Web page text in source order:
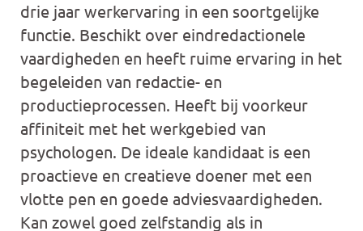
drie jaar werkervaring in een soortgelijke
functie. Beschikt over eindredactionele
vaardigheden en heeft ruime ervaring in het
begeleiden van redactie- en
productieprocessen. Heeft bij voorkeur
affiniteit met het werkgebied van
psychologen. De ideale kandidaat is een
proactieve en creatieve doener met een
vlotte pen en goede adviesvaardigheden.
Kan zowel goed zelfstandig als in